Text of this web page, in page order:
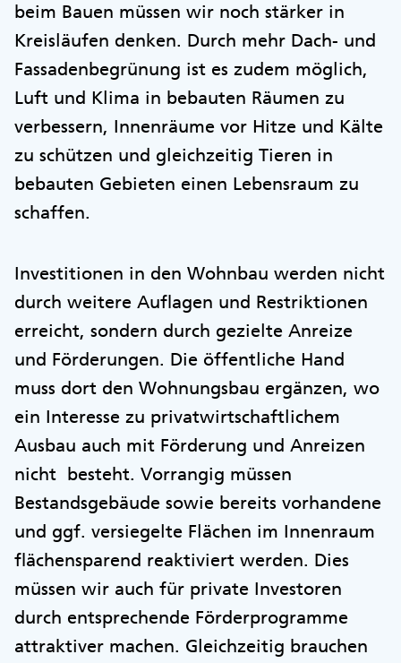
beim Bauen müssen wir noch stärker in
Kreisläufen denken. Durch mehr Dach- und
Fassadenbegrünung ist es zudem möglich,
Luft und Klima in bebauten Räumen zu
verbessern, Innenräume vor Hitze und Kälte
zu schützen und gleichzeitig Tieren in
bebauten Gebieten einen Lebensraum zu
schaffen.
Investitionen in den Wohnbau werden nicht
durch weitere Auflagen und Restriktionen
erreicht, sondern durch gezielte Anreize
und Förderungen. Die öffentliche Hand
muss dort den Wohnungsbau ergänzen, wo
ein Interesse zu privatwirtschaftlichem
Ausbau auch mit Förderung und Anreizen
nicht besteht. Vorrangig müssen
Bestandsgebäude sowie bereits vorhandene
und ggf. versiegelte Flächen im Innenraum
flächensparend reaktiviert werden. Dies
müssen wir auch für private Investoren
durch entsprechende Förderprogramme
attraktiver machen. Gleichzeitig brauchen